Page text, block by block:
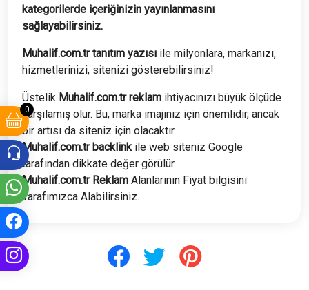
0
kategorilerde içeriğinizin yayınlanmasını
sağlayabilirsiniz.
Muhalif.com.tr tanıtım yazısı ile milyonlara, markanızı,
hizmetlerinizi, sitenizi gösterebilirsiniz!
Üstelik Muhalif.com.trreklam ihtiyacınızı büyük ölçüde
karşılamış olur. Bu, marka imajınız için önemlidir, ancak
bir artısı da siteniz için olacaktır.
Muhalif.com.tr backlink ile web siteniz Google
tarafından dikkate değer görülür.
Muhalif.com.tr Reklam Alanlarının Fiyat bilgisini
Tarafımızca Alabilirsiniz.